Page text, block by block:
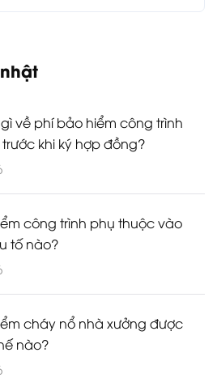
về phí bảo hiểm công trình
khi ký hợp đồng?
công trình phụ thuộc vào
tố nào?
cháy nổ nhà xưởng được
nào?